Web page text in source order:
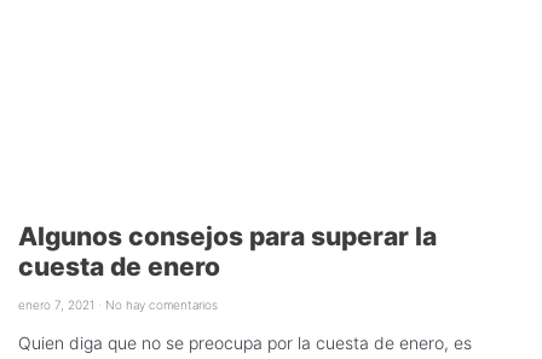
Algunos consejos para superar la
cuesta de enero
enero 7, 2021 No hay comentarios
Quien diga que no se preocupa por la cuesta de enero, es